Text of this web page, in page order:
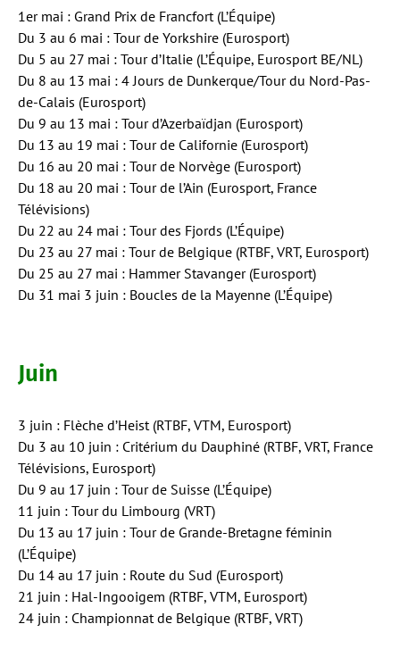
1er mai : Grand Prix de Francfort (L’Équipe)
Du 3 au 6 mai : Tour de Yorkshire (Eurosport)
Du 5 au 27 mai : Tour d’Italie (L’Équipe, Eurosport BE/NL)
Du 8 au 13 mai : 4 Jours de Dunkerque/Tour du Nord-Pas-
de-Calais (Eurosport)
Du 9 au 13 mai : Tour d’Azerbaïdjan (Eurosport)
Du 13 au 19 mai : Tour de Californie (Eurosport)
Du 16 au 20 mai : Tour de Norvège (Eurosport)
Du 18 au 20 mai : Tour de l’Ain (Eurosport, France
Télévisions)
Du 22 au 24 mai : Tour des Fjords (L’Équipe)
Du 23 au 27 mai : Tour de Belgique (RTBF, VRT, Eurosport)
Du 25 au 27 mai : Hammer Stavanger (Eurosport)
Du 31 mai 3 juin : Boucles de la Mayenne (L’Équipe)
Juin
3 juin : Flèche d’Heist (RTBF, VTM, Eurosport)
Du 3 au 10 juin : Critérium du Dauphiné (RTBF, VRT, France
Télévisions, Eurosport)
Du 9 au 17 juin : Tour de Suisse (L’Équipe)
11 juin : Tour du Limbourg (VRT)
Du 13 au 17 juin : Tour de Grande-Bretagne féminin
(L’Équipe)
Du 14 au 17 juin : Route du Sud (Eurosport)
21 juin : Hal-Ingooigem (RTBF, VTM, Eurosport)
24 juin : Championnat de Belgique (RTBF, VRT)